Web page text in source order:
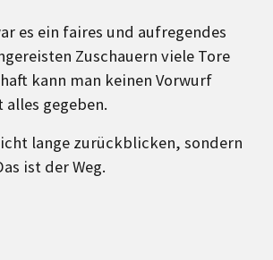
es ein faires und aufregendes
Zuschauern viele Tore
kann man keinen Vorwurf
alles gegeben.
lange zurückblicken, sondern
ist der Weg.